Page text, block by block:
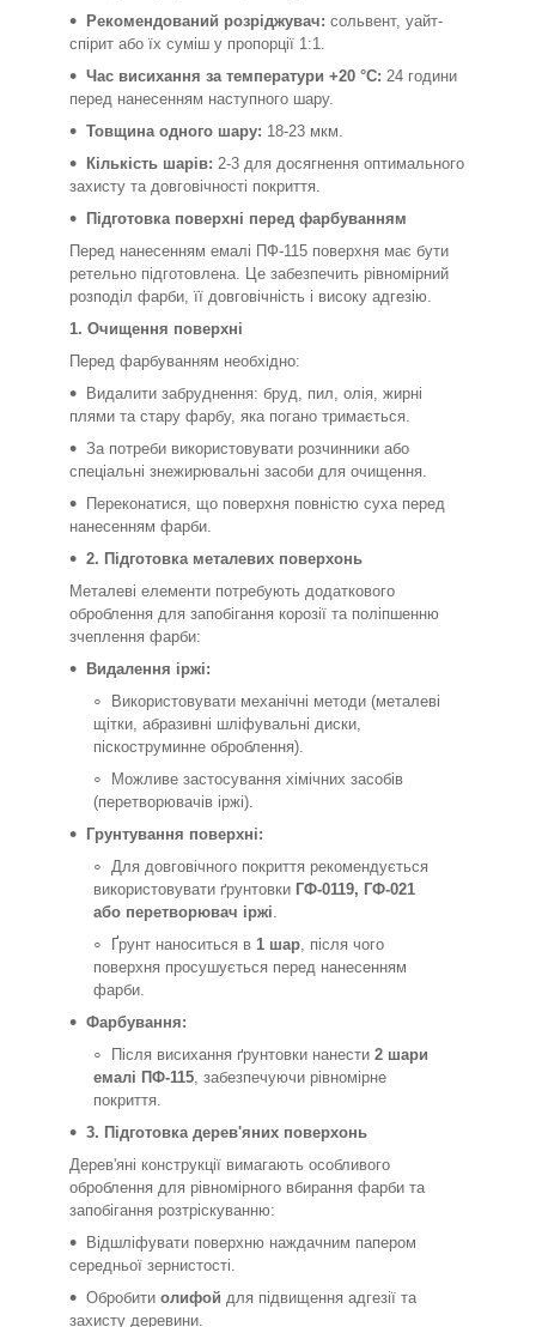
Рекомендований розріджувач: сольвент, уайт-
спірит або їх суміш у пропорції 1:1.
Час висихання за температури +20 °C: 24 години
перед нанесенням наступного шару.
Товщина одного шару: 18-23 мкм.
Кількість шарів: 2-3 для досягнення оптимального
захисту та довговічності покриття.
Підготовка поверхні перед фарбуванням
Перед нанесенням емалі ПФ-115 поверхня має бути
ретельно підготовлена. Це забезпечить рівномірний
розподіл фарби, її довговічність і високу адгезію.
1. Очищення поверхні
Перед фарбуванням необхідно:
Видалити забруднення: бруд, пил, олія, жирні
плями та стару фарбу, яка погано тримається.
За потреби використовувати розчинники або
спеціальні знежирювальні засоби для очищення.
Переконатися, що поверхня повністю суха перед
нанесенням фарби.
2. Підготовка металевих поверхонь
Металеві елементи потребують додаткового
оброблення для запобігання корозії та поліпшенню
зчеплення фарби:
Видалення іржі:
Використовувати механічні методи (металеві
щітки, абразивні шліфувальні диски,
піскоструминне оброблення).
Можливе застосування хімічних засобів
(перетворювачів іржі).
Грунтування поверхні:
Для довговічного покриття рекомендується
використовувати ґрунтовки ГФ-0119, ГФ-021
або перетворювач іржі.
Ґрунт наноситься в 1 шар, після чого
поверхня просушується перед нанесенням
фарби.
Фарбування:
Після висихання ґрунтовки нанести 2 шари
емалі ПФ-115, забезпечуючи рівномірне
покриття.
3. Підготовка дерев'яних поверхонь
Дерев'яні конструкції вимагають особливого
оброблення для рівномірного вбирання фарби та
запобігання розтріскуванню:
Відшліфувати поверхню наждачним папером
середньої зернистості.
Обробити олифой для підвищення адгезії та
захисту деревини.